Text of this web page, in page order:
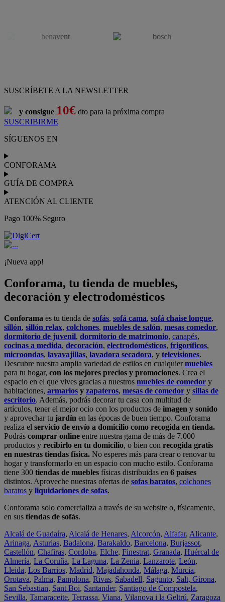
SUSCRÍBETE A LA NEWSLETTER
y consigue 10€ dto para la próxima compra
SUSCRIBIRME
SÍGUENOS EN
CONFORAMA
GUÍA DE COMPRA
ATENCIÓN AL CLIENTE
Pago 100% Seguro
¡Nueva app!
Conforama, tu tienda de muebles,
decoración y electrodomésticos
Conforama es tu tienda de sofás, sofá cama, sofá chaise longue,
sillón, sillón relax, colchones, muebles de salón, mesas comedor,
dormitorio de juvenil, dormitorio de matrimonio, canapés,
cocinas a medida, decoración, electrodomésticos, frigoríficos,
microondas, lavavajillas, lavadora secadora, y televisiones.
Descubre nuestra amplia variedad de estilos en cualquiermuebles
para tu hogar, con los mejores precios y promociones. Crea el
espacio en el que vives gracias a nuestros muebles de comedor y
habitaciones, armarios y zapateros, mesas de comedor y sillas de
escritorio. Además, podrás decorar tu casa con multitud de
artículos, tener el mejor ocio con los productos de imagen y sonido
y aprovechar tu jardín en las épocas de buen tiempo. Conforama
realiza el servicio de envío a domicilio como recogida en tienda.
Podrás comprar online entre nuestra gama de más de 7.000
productos y recibirlo en tu domicilio, o bien con recogida gratis
en nuestras tiendas física. No esperes más para crear o renovar tu
hogar y transformarlo en un espacio con mucho estilo. Conforama
tiene 300 tiendas de muebles físicas distribuidas en 6 países
distintos. Aproveche nuestras ofertas de sofas baratos, colchones
baratos y liquidaciones de sofas.
Conforama solo comercializa a través de su website o, físicamente,
en sus tiendas de sofás.
Alcalá de Guadaíra, Alcalá de Henares, Alcorcón, Alfafar, Alicante,
Arinaga, Asturias, Badalona, Barakaldo, Barcelona, Burjassot,
Castellón, Chafiras, Cordoba, Elche, Finestrat, Granada, Huércal de
Almería, La Coruña, La Laguna, La Zenia, Lanzarote, León,
Lleida, Los Barrios, Madrid, Majadahonda, Málaga, Murcia,
Orotava, Palma, Pamplona, Rivas, Sabadell, Sagunto, Salt, Girona,
San Sebastian, Sant Boi, Santander, Santiago de Compostela,
Sevilla, Tamaraceite, Terrassa, Viana, Vilanova i la Geltrú, Zaragoza